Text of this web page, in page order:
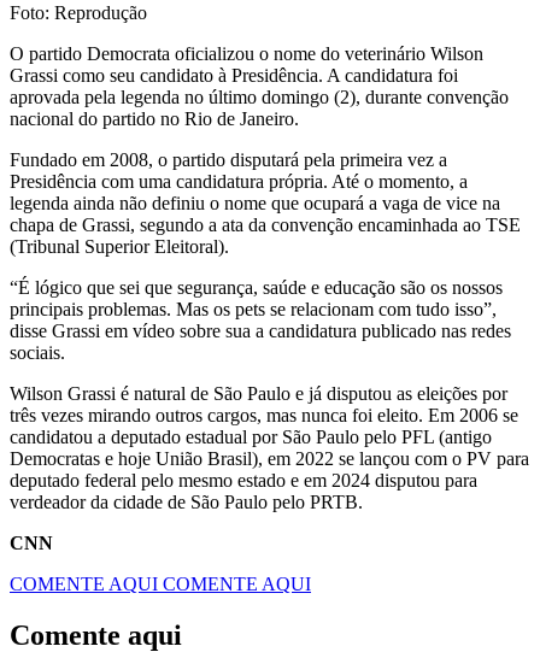
Foto: Reprodução
O partido Democrata oficializou o nome do veterinário Wilson
Grassi como seu candidato à Presidência. A candidatura foi
aprovada pela legenda no último domingo (2), durante convenção
nacional do partido no Rio de Janeiro.
Fundado em 2008, o partido disputará pela primeira vez a
Presidência com uma candidatura própria. Até o momento, a
legenda ainda não definiu o nome que ocupará a vaga de vice na
chapa de Grassi, segundo a ata da convenção encaminhada ao TSE
(Tribunal Superior Eleitoral).
“É lógico que sei que segurança, saúde e educação são os nossos
principais problemas. Mas os pets se relacionam com tudo isso”,
disse Grassi em vídeo sobre sua a candidatura publicado nas redes
sociais.
Wilson Grassi é natural de São Paulo e já disputou as eleições por
três vezes mirando outros cargos, mas nunca foi eleito. Em 2006 se
candidatou a deputado estadual por São Paulo pelo PFL (antigo
Democratas e hoje União Brasil), em 2022 se lançou com o PV para
deputado federal pelo mesmo estado e em 2024 disputou para
verdeador da cidade de São Paulo pelo PRTB.
CNN
COMENTE AQUI COMENTE AQUI
Comente aqui